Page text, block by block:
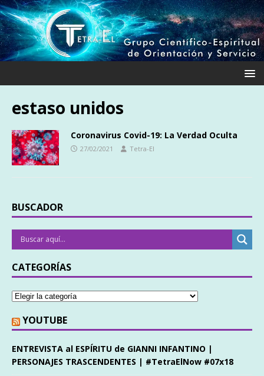
estaso unidos
Coronavirus Covid-19: La Verdad Oculta
27/02/2021 Tetra-El
BUSCADOR
CATEGORÍAS
YOUTUBE
ENTREVISTA al ESPÍRITU de GIANNI INFANTINO |
PERSONAJES TRASCENDENTES | #TetraElNow #07x18